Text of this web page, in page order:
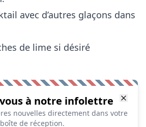
avec d’autres glaçons dans
de lime si désiré
à notre infolettre
nouvelles directement dans votre
boîte de réception.